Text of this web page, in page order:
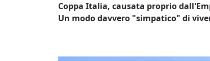
Coppa Italia, causata proprio
Un modo davvero "simpatico" di